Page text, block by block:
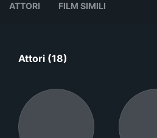
ATTORI FILM SIMILI
Attori (18)